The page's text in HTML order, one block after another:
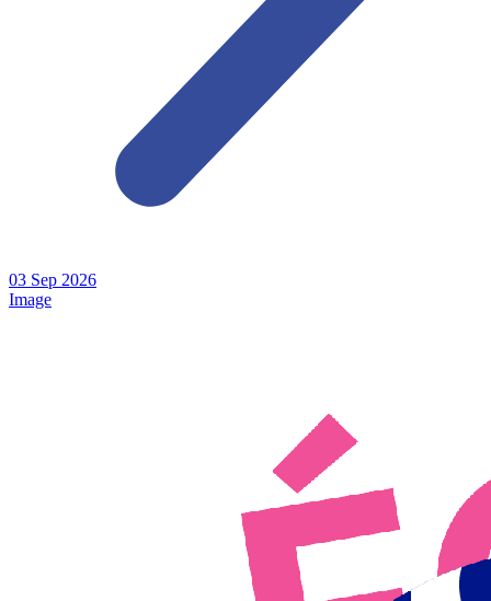
03 Sep 2026
Image